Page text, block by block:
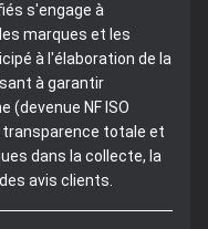
s'engage à
marques et les
à l'élaboration de la
à garantir
(devenue NF ISO
transparence totale et
dans la collecte, la
avis clients.